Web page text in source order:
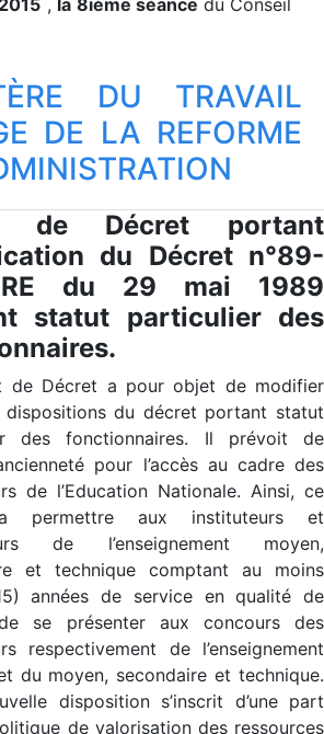
, la 8ième séance du Conseil
DU TRAVAIL
DE LA REFORME
de Décret portant
du Décret n°89-
du 29 mai 1989
statut particulier des
de Décret a pour objet de modifier
dispositions du décret portant statut
des fonctionnaires. Il prévoit de
pour l’accès au cadre des
de l’Education Nationale. Ainsi, ce
permettre aux instituteurs et
de l’enseignement moyen,
et technique comptant au moins
années de service en qualité de
se présenter aux concours des
respectivement de l’enseignement
du moyen, secondaire et technique.
disposition s’inscrit d’une part
de valorisation des ressources